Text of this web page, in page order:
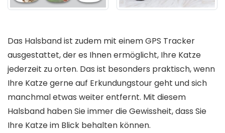
Das Halsband ist zudem mit einem GPS Tracker
ausgestattet, der es Ihnen ermöglicht, Ihre Katze
jederzeit zu orten. Das ist besonders praktisch, wenn
Ihre Katze gerne auf Erkundungstour geht und sich
manchmal etwas weiter entfernt. Mit diesem
Halsband haben Sie immer die Gewissheit, dass Sie
Ihre Katze im Blick behalten können.